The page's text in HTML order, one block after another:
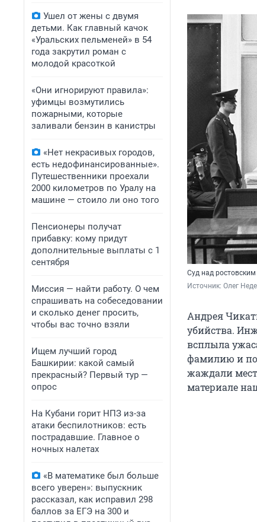
Ушел от жены с двумя
детьми. Как главный качок
«Уральских пельменей» в 54
года закрутил роман с
молодой красоткой
«Они игнорируют правила»:
уфимцы возмутились
пожарными, которые
заливали бензин в канистры
«Нет некрасивых городов,
есть недофинансированные».
Путешественники проехали
2000 километров по Уралу на
машине — стоило ли оно того
Пенсионеры получат
прибавку: кому придут
дополнительные выплаты с 1
сентября
Миссия — найти работу. О чем
спрашивать на собеседовании
и сколько денег просить,
чтобы вас точно взяли
Ищем лучший город
Башкирии: какой самый
прекрасный? Первый тур —
опрос
На Кубани горит НПЗ из-за
атаки беспилотников: есть
пострадавшие. Главное о
ночных налетах
«В математике был больше
всего уверен»: выпускник
рассказал, как исправил 298
баллов за ЕГЭ на 300 и
Суд над
Источник: Олег
Андрея
убийства.
всплыла
фамилию и
жаждали
материале